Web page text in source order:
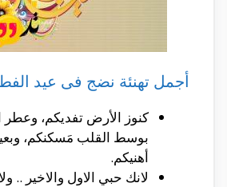
أجمل تهنئة نضج فى عيد
كنوز الأرض تفديكم، وعطر
بوسط القلب مَسكنكم،
أهنيكم.
لانك حبي الاول والاخير ..